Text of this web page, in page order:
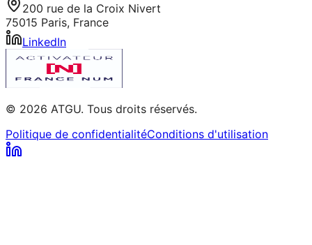
200 rue de la Croix Nivert
75015 Paris, France
LinkedIn
© 2026 ATGU. Tous droits réservés.
Politique de confidentialitéConditions d'utilisation